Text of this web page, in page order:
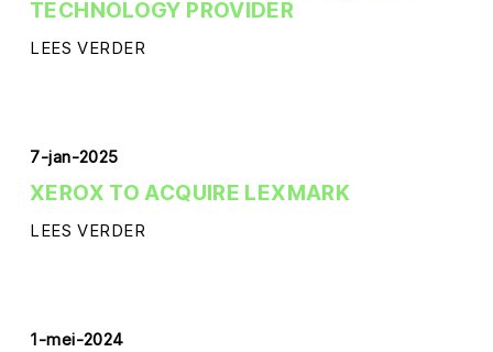
TECHNOLOGY PROVIDER
LEES VERDER
7-jan-2025
XEROX TO ACQUIRE LEXMARK
LEES VERDER
1-mei-2024